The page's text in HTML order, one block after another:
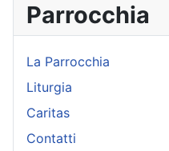
Parrocchia
La Parrocchia
Liturgia
Caritas
Contatti